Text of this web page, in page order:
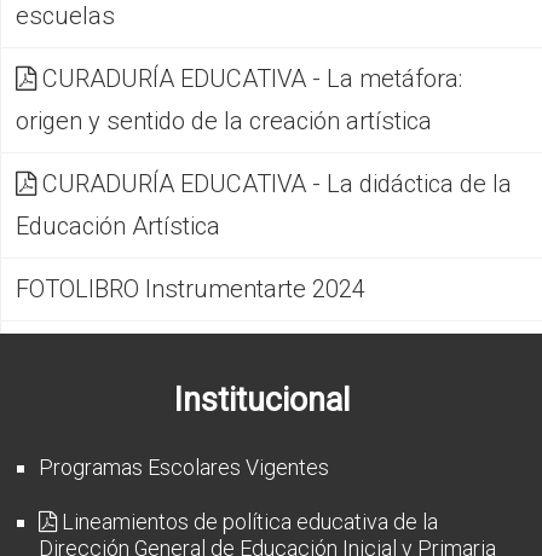
escuelas
CURADURÍA EDUCATIVA - La metáfora:
origen y sentido de la creación artística
CURADURÍA EDUCATIVA - La didáctica de la
Educación Artística
FOTOLIBRO Instrumentarte 2024
Institucional
Programas Escolares Vigentes
Lineamientos de política educativa de la
Dirección General de Educación Inicial y Primaria